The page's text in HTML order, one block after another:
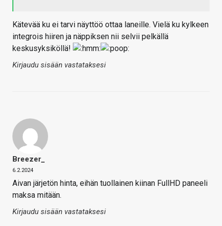
Kätevää ku ei tarvi näyttöö ottaa laneille. Vielä ku kylkeen
integrois hiiren ja näppiksen nii selvii pelkällä
keskusyksiköllä!
Kirjaudu sisään vastataksesi
Breezer_
6.2.2024
Aivan järjetön hinta, eihän tuollainen kiinan FullHD paneeli
maksa mitään.
Kirjaudu sisään vastataksesi